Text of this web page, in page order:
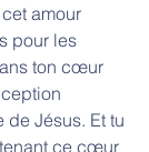
amour
pour les
ton cœur
Jésus. Et tu
ce cœur